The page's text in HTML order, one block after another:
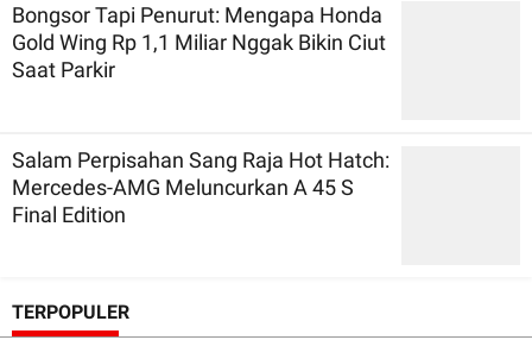
Bongsor Tapi Penurut: Mengapa Honda
Gold Wing Rp 1,1 Miliar Nggak Bikin Ciut
Saat Parkir
Salam Perpisahan Sang Raja Hot Hatch:
Mercedes-AMG Meluncurkan A 45 S
Final Edition
TERPOPULER